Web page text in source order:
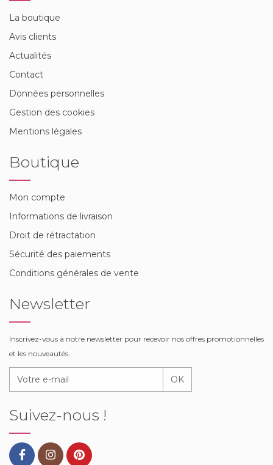
La boutique
Avis clients
Actualités
Contact
Données personnelles
Gestion des cookies
Mentions légales
Boutique
Mon compte
Informations de livraison
Droit de rétractation
Sécurité des paiements
Conditions générales de vente
Newsletter
Inscrivez-vous à notre newsletter pour recevoir nos offres promotionnelles
et les nouveautés.
OK
Suivez-nous !